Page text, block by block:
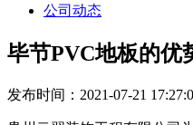
公司动态
毕节PVC地板的优
发布时间：2021-07-21